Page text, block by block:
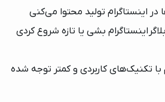
در اینستاگرام تولید محتوا می‌کنی
اینستاگرام بشی یا تازه شروع کردی
با تکنیک‌های کاربردی و کمتر توجه شده